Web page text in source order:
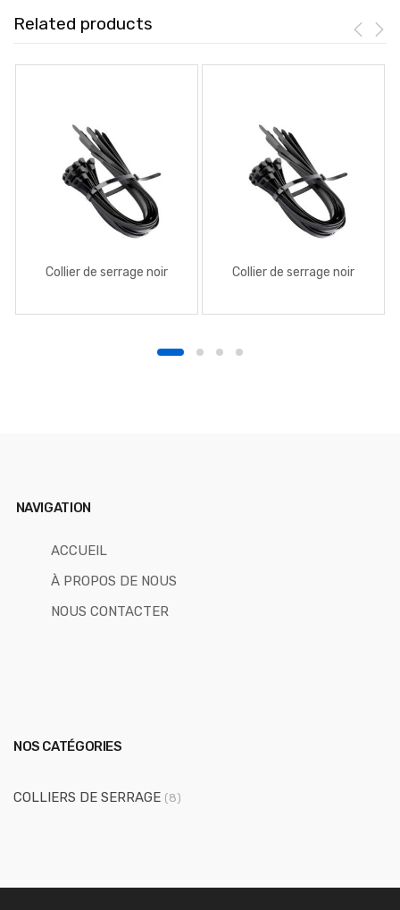
Related products
Collier de serrage noir Collier de serrage noir
NAVIGATION
ACCUEIL
À PROPOS DE NOUS
NOUS CONTACTER
NOS CATÉGORIES
COLLIERS DE SERRAGE (8)